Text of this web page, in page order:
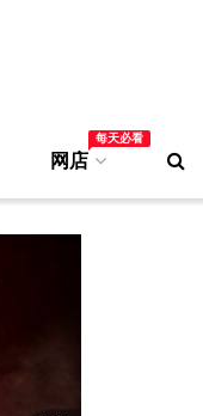
网店
每天必看